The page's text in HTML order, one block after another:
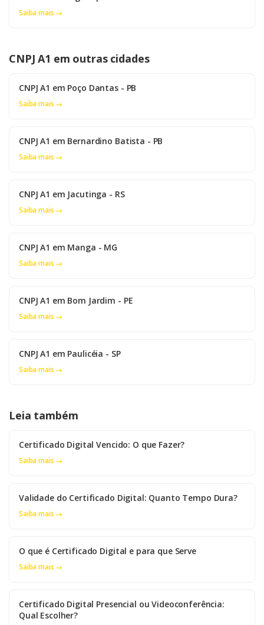
Saiba mais →
CNPJ A1 em outras cidades
CNPJ A1 em Poço Dantas - PB
Saiba mais →
CNPJ A1 em Bernardino Batista - PB
Saiba mais →
CNPJ A1 em Jacutinga - RS
Saiba mais →
CNPJ A1 em Manga - MG
Saiba mais →
CNPJ A1 em Bom Jardim - PE
Saiba mais →
CNPJ A1 em Paulicéia - SP
Saiba mais →
Leia também
Certificado Digital Vencido: O que Fazer?
Saiba mais →
Validade do Certificado Digital: Quanto Tempo Dura?
Saiba mais →
O que é Certificado Digital e para que Serve
Saiba mais →
Certificado Digital Presencial ou Videoconferência:
Qual Escolher?